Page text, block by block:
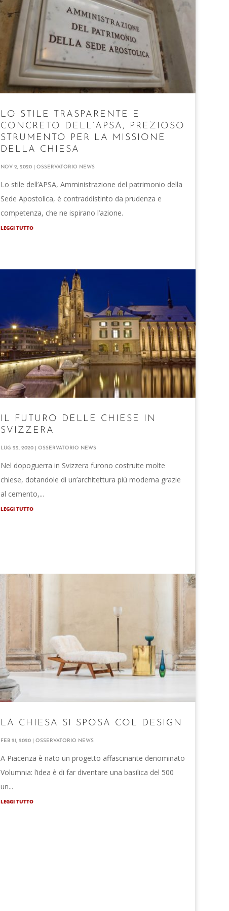
LO STILE TRASPARENTE E
CONCRETO DELL’APSA, PREZIOSO
STRUMENTO PER LA MISSIONE
DELLA CHIESA
NOV 2, 2020| OSSERVATORIO NEWS
Lo stile dell’APSA, Amministrazione del patrimonio della
Sede Apostolica, è contraddistinto da prudenza e
competenza, che ne ispirano l’azione.
LEGGI TUTTO
IL FUTURO DELLE CHIESE IN
SVIZZERA
LUG 22, 2020| OSSERVATORIO NEWS
Nel dopoguerra in Svizzera furono costruite molte
chiese, dotandole di un’architettura più moderna grazie
al cemento,...
LEGGI TUTTO
LA CHIESA SI SPOSA COL DESIGN
FEB 21, 2020| OSSERVATORIO NEWS
A Piacenza è nato un progetto affascinante denominato
Volumnia: l’idea è di far diventare una basilica del 500
un...
LEGGI TUTTO